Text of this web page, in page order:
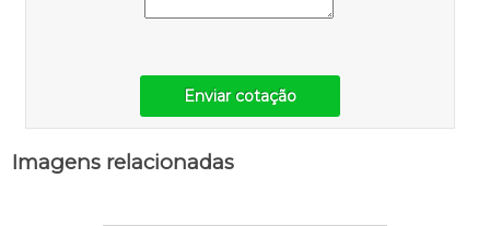
Enviar cotação
Imagens relacionadas